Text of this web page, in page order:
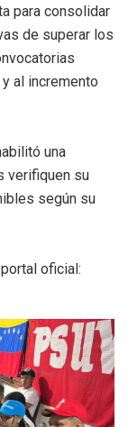
para consolidar
de superar los
al incremento
una
verifiquen su
según su
oficial: